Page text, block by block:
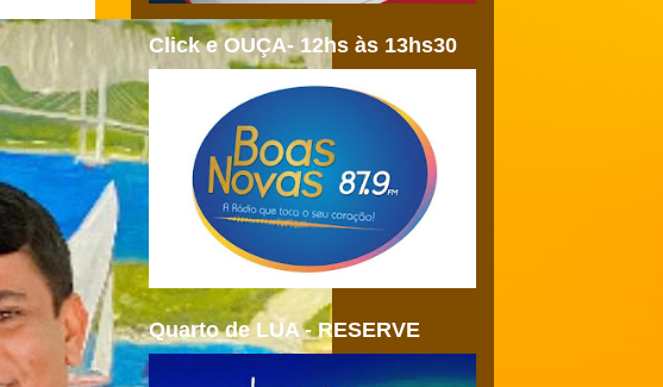
Click e OUÇA- 12hs às 13hs30
Quarto de LUA - RESERVE